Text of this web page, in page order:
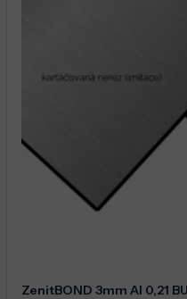
ZenitBOND 3mm Al 0,21